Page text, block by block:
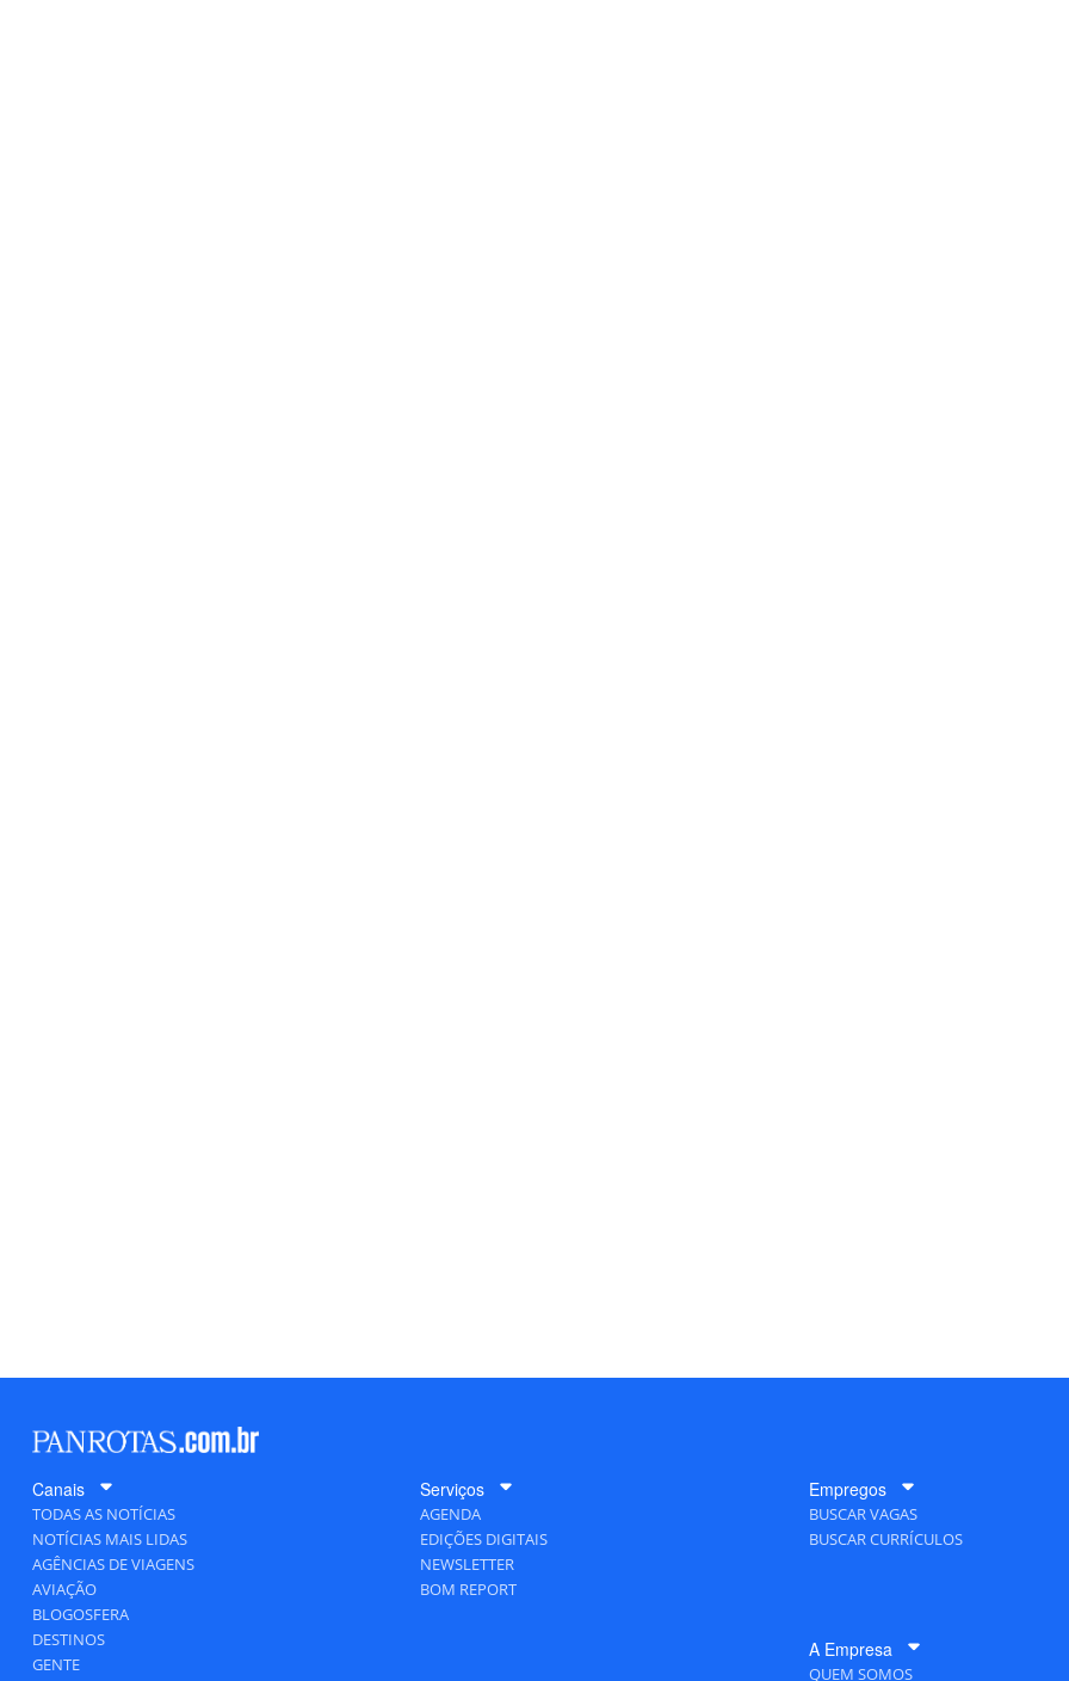
Canais
TODAS AS NOTÍCIAS
NOTÍCIAS MAIS LIDAS
AGÊNCIAS DE VIAGENS
AVIAÇÃO
BLOGOSFERA
DESTINOS
GENTE
Serviços
AGENDA
EDIÇÕES DIGITAIS
NEWSLETTER
BOM REPORT
Empregos
BUSCAR VAGAS
BUSCAR CURRÍCULOS
A Empresa
QUEM SOMOS